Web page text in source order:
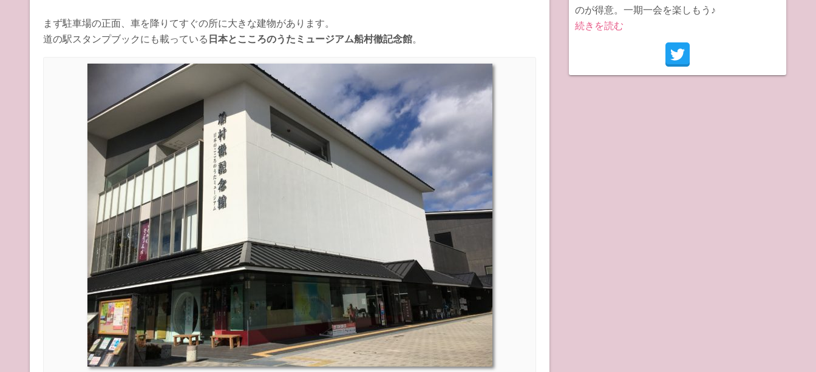
まず駐車場の正面、車を降りてすぐの所に大きな建物があります。
道の駅スタンプブックにも載っている 日本とこころのうたミュージアム船村徹記念館。
のが得意。一期一会を楽しもう♪
続きを読む